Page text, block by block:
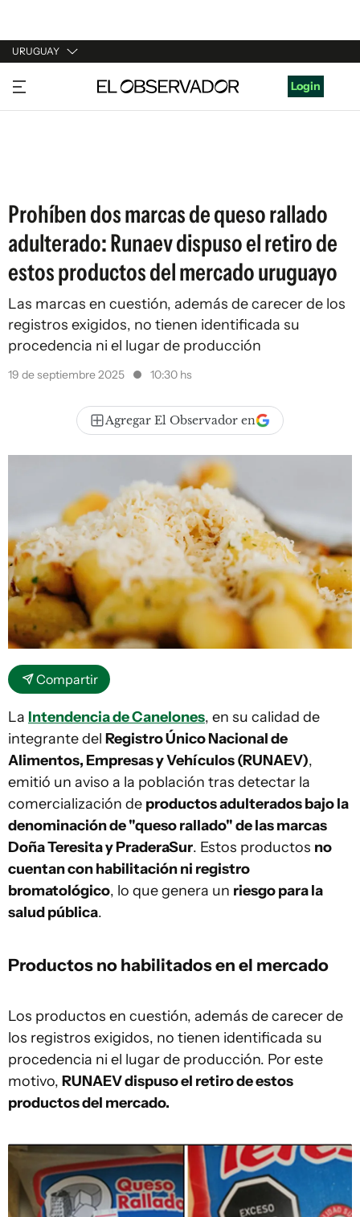
URUGUAY
URUGUAY
ARGENTINA
Login
Prohíben dos marcas de queso rallado
adulterado: Runaev dispuso el retiro de
estos productos del mercado uruguayo
Las marcas en cuestión, además de carecer de los
registros exigidos, no tienen identificada su
procedencia ni el lugar de producción
19 de septiembre 2025 10:30 hs
Agregar El Observador en
Compartir
La Intendencia de Canelones, en su calidad de
integrante del Registro Único Nacional de
Alimentos, Empresas y Vehículos (RUNAEV),
emitió un aviso a la población tras detectar la
comercialización de productos adulterados bajo la
denominación de "queso rallado" de las marcas
Doña Teresita y PraderaSur. Estos productos no
cuentan con habilitación ni registro
bromatológico, lo que genera un riesgo para la
salud pública.
Productos no habilitados en el mercado
Los productos en cuestión, además de carecer de
los registros exigidos, no tienen identificada su
procedencia ni el lugar de producción. Por este
motivo, RUNAEV dispuso el retiro de estos
productos del mercado.